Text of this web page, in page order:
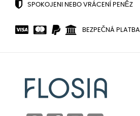
SPOKOJENI NEBO VRÁCENÍ PENĚZ
BEZPEČNÁ PLATBA